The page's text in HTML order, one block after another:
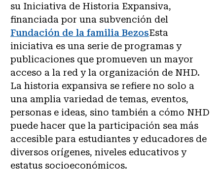
su Iniciativa de Historia Expansiva,
financiada por una subvención del
Fundación de la familia BezosEsta
iniciativa es una serie de programas y
publicaciones que promueven un mayor
acceso a la red y la organización de NHD.
La historia expansiva se refiere no solo a
una amplia variedad de temas, eventos,
personas e ideas, sino también a cómo NHD
puede hacer que la participación sea más
accesible para estudiantes y educadores de
diversos orígenes, niveles educativos y
estatus socioeconómicos.